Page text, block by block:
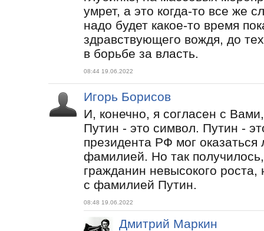
умрет, а это когда-то все же
надо будет какое-то время
здравствующего вождя, до
в борьбе за власть.
08:44 19.06.2022
Игорь Борисов
И, конечно, я согласен с
Путин - это символ. Путин -
президента РФ мог
фамилией. Но так
гражданин невысокого
с фамилией Путин.
08:48 19.06.2022
Дмитрий Маркин